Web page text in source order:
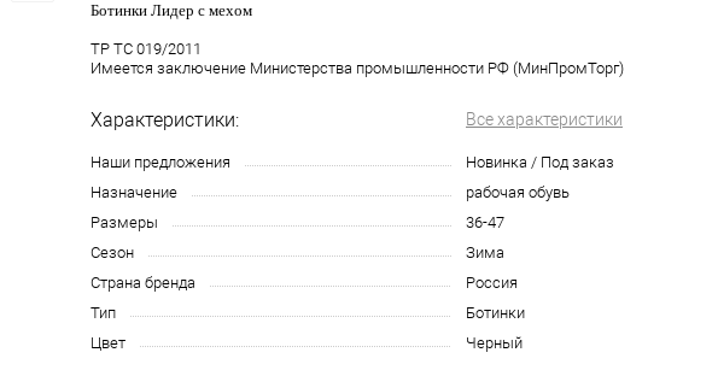
Ботинки Лидер с мехом
ТР ТС 019/2011
Имеется заключение Министерства промышленности РФ (МинПромТорг)
Характеристики: Все характеристики
Наши предложения
Новинка / Под заказ
Назначение
рабочая обувь
Размеры
36-47
Сезон
Зима
Страна бренда
Россия
Тип
Ботинки
Цвет
Черный